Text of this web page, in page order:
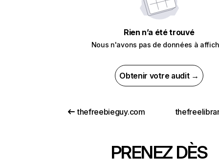
Rien n’a été trouvé
Nous n'avons pas de données à
Obtenir votre audit →
thefreebieguy.com
PRENEZ DÈS